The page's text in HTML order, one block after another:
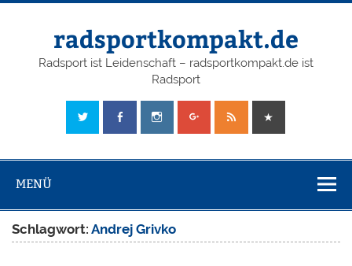
radsportkompakt.de
Radsport ist Leidenschaft – radsportkompakt.de ist
Radsport
MENÜ
Schlagwort:Andrej Grivko